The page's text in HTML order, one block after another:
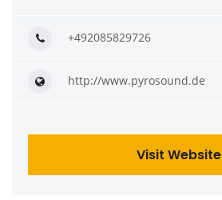
+492085829726
http://www.pyrosound.de
Visit Website